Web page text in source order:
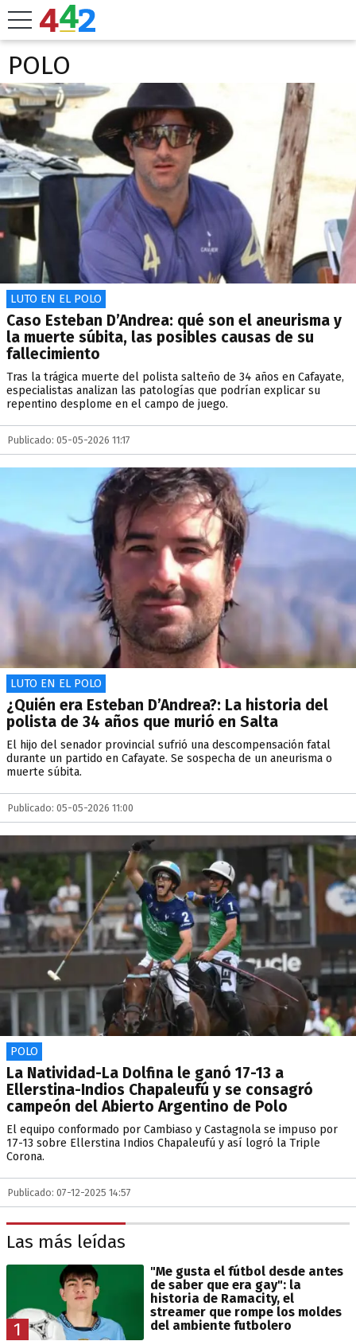
POLO
LUTO EN EL POLO
Caso Esteban D’Andrea: qué son el aneurisma y
la muerte súbita, las posibles causas de su
fallecimiento
Tras la trágica muerte del polista salteño de 34 años en Cafayate,
especialistas analizan las patologías que podrían explicar su
repentino desplome en el campo de juego.
Publicado: 05-05-2026 11:17
LUTO EN EL POLO
¿Quién era Esteban D’Andrea?: La historia del
polista de 34 años que murió en Salta
El hijo del senador provincial sufrió una descompensación fatal
durante un partido en Cafayate. Se sospecha de un aneurisma o
muerte súbita.
Publicado: 05-05-2026 11:00
POLO
La Natividad-La Dolfina le ganó 17-13 a
Ellerstina-Indios Chapaleufú y se consagró
campeón del Abierto Argentino de Polo
El equipo conformado por Cambiaso y Castagnola se impuso por
17-13 sobre Ellerstina Indios Chapaleufú y así logró la Triple
Corona.
Publicado: 07-12-2025 14:57
Las más leídas
1
"Me gusta el fútbol desde antes
de saber que era gay": la
historia de Ramacity, el
streamer que rompe los moldes
del ambiente futbolero